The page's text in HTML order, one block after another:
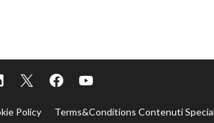
Policy Terms&Conditions Contenuti